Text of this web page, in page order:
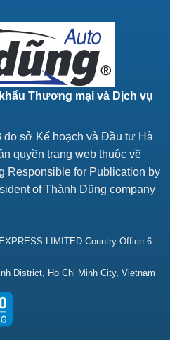
Thương mại và Dịch vụ
sở Kế hoạch và Đầu tư Hà
quyền trang web thuộc về
Responsible for Publication by
of Thành Dũng company
LIMITED Country Office 6
District, Ho Chi Minh City, Vietnam